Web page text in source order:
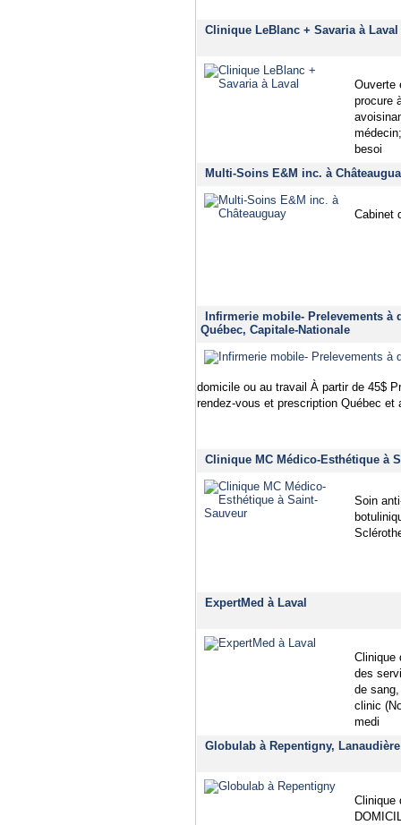
Clinique LeBlanc + Savaria à Laval
Ouverte
procure
besoi
Multi-Soins E&M inc. à
Cabinet
Infirmerie mobile- Prelevements à
Québec, Capitale-Nationale
domicile ou au travail À partir de 45$
rendez-vous et prescription Québec et
Clinique MC Médico-Esthétique à
Soin
ExpertMed à Laval
Clinique
des
de
clinic
medi
Globulab à Repentigny, Lanaudière
Clinique